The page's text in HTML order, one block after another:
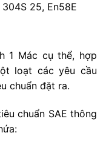
304S 25, En58E
1 Mác cụ thể, hợp
loạt các yêu cầu
chuẩn đặt ra.
chuẩn SAE thông